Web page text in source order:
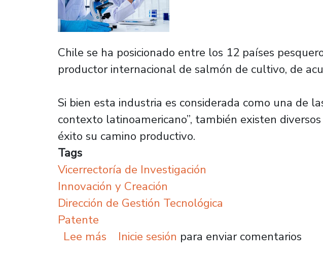
Chile se ha posicionado entre los 12 países
productor internacional de salmón de cultivo, de
Si bien esta industria es considerada como una de
contexto latinoamericano”, también existen
éxito su camino productivo.
Tags
Vicerrectoría de Investigación
Innovación y Creación
Dirección de Gestión Tecnológica
Patente
Lee más sobre Investigación aporta a la industria
Inicie sesión para enviar comentarios